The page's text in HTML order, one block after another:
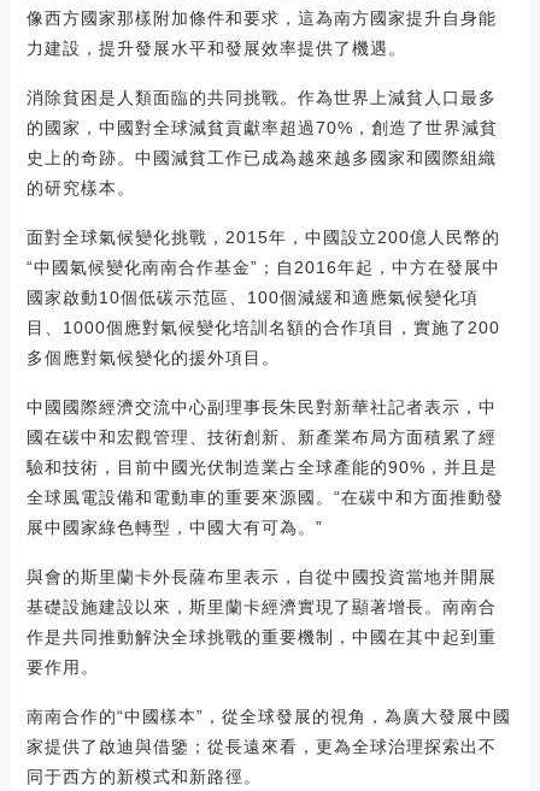
像西方國家那樣附加條件和要求，這為南方國家提升自身能
力建設，提升發展水平和發展效率提供了機遇。
消除貧困是人類面臨的共同挑戰。作為世界上減貧人口最多
的國家，中國對全球減貧貢獻率超過70%，創造了世界減貧
史上的奇跡。中國減貧工作已成為越來越多國家和國際組織
的研究樣本。
面對全球氣候變化挑戰，2015年，中國設立200億人民幣的
“中國氣候變化南南合作基金”；自2016年起，中方在發展中
國家啟動10個低碳示范區、100個減緩和適應氣候變化項
目、1000個應對氣候變化培訓名額的合作項目，實施了200
多個應對氣候變化的援外項目。
中國國際經濟交流中心副理事長朱民對新華社記者表示，中
國在碳中和宏觀管理、技術創新、新產業布局方面積累了經
驗和技術，目前中國光伏制造業占全球產能的90%，并且是
全球風電設備和電動車的重要來源國。“在碳中和方面推動發
展中國家綠色轉型，中國大有可為。”
與會的斯里蘭卡外長薩布里表示，自從中國投資當地并開展
基礎設施建設以來，斯里蘭卡經濟實現了顯著增長。南南合
作是共同推動解決全球挑戰的重要機制，中國在其中起到重
要作用。
南南合作的“中國樣本”，從全球發展的視角，為廣大發展中國
家提供了啟迪與借鑒；從長遠來看，更為全球治理探索出不
同于西方的新模式和新路徑。